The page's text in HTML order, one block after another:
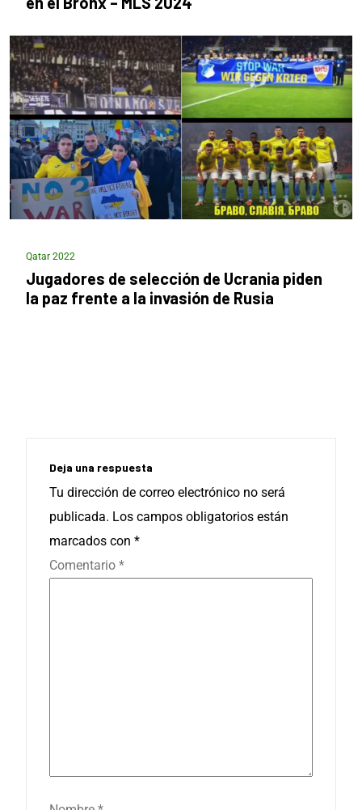
Qatar 2022
Jugadores de selección de Ucrania piden
la paz frente a la invasión de Rusia
Deja una respuesta
Tu dirección de correo electrónico no será
publicada. Los campos obligatorios están
marcados con *
Comentario *